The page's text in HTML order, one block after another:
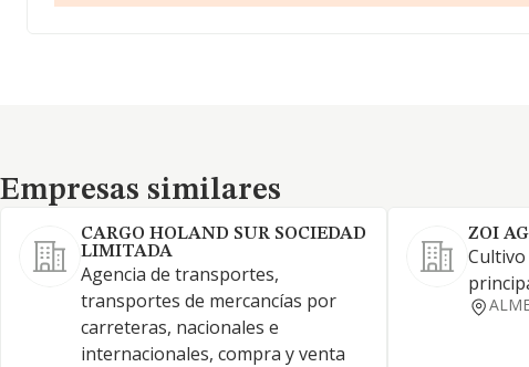
Empresas similares
Empresas similares
CARGO HOLAND SUR SOCIEDAD
LIMITADA
Agencia de transportes,
transportes de mercancías por
carreteras, nacionales e
internacionales, compra y venta
ZOI